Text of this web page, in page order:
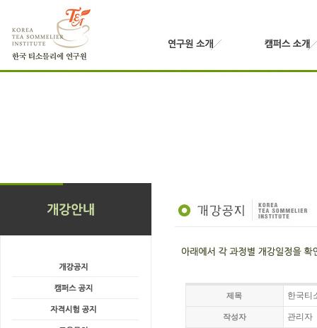
제목 한국티
작성자 관리자